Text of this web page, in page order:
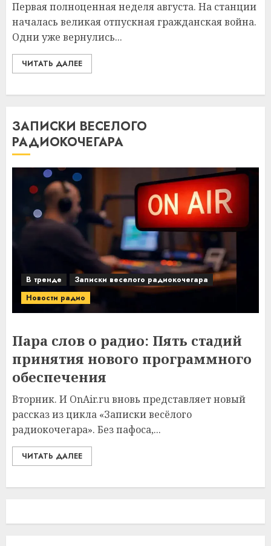
Первая полноценная неделя августа. На станции
началась великая отпускная гражданская война.
Одни уже вернулись...
ЧИТАТЬ ДАЛЕЕ
ЗАПИСКИ ВЕСЕЛОГО
РАДИОКОЧЕГАРА
В тренде
Записки веселого радиокочегара
Новости радио
Пара слов о радио: Пять стадий
принятия нового программного
обеспечения
Вторник. И OnAir.ru вновь представляет новый
рассказ из цикла «Записки весёлого
радиокочегара». Без пафоса,...
ЧИТАТЬ ДАЛЕЕ